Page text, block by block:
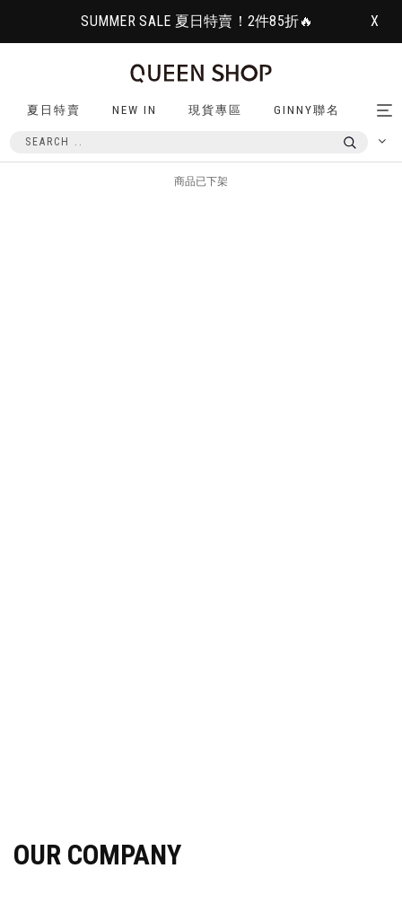
SUMMER SALE 夏日特賣！2件85折🔥 X
夏日特賣 NEW IN 現貨專區 GINNY聯名
商品已下架
OUR COMPANY